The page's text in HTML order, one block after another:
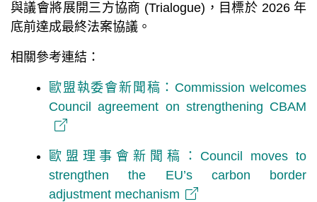
與議會將展開三方協商 (Trialogue)，目標於 2026 年
底前達成最終法案協議。
相關參考連結：
歐盟執委會新聞稿：Commission welcomes
Council agreement on strengthening CBAM
歐盟理事會新聞稿：Council moves to
strengthen the EU’s carbon border
adjustment mechanism